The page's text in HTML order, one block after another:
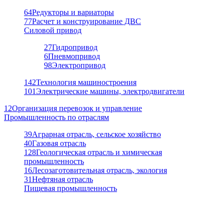
64Редукторы и вариаторы
77Расчет и конструирование ДВС
Силовой привод
27Гидропривод
6Пневмопривод
98Электропривод
142Технология машиностроения
101Электрические машины, электродвигатели
12Организация перевозок и управление
Промышленность по отраслям
39Аграрная отрасль, сельское хозяйство
40Газовая отрасль
128Геологическая отрасль и химическая
промышленность
16Лесозаготовительная отрасль, экология
31Нефтяная отрасль
Пищевая промышленность